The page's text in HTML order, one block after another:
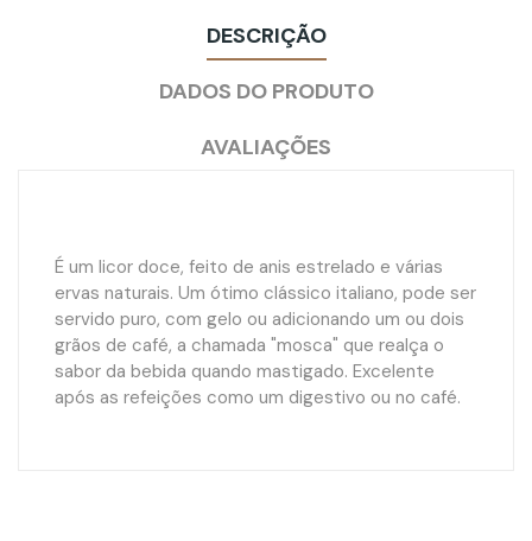
DESCRIÇÃO
DADOS DO PRODUTO
AVALIAÇÕES
É um licor doce, feito de anis estrelado e várias
ervas naturais. Um ótimo clássico italiano, pode ser
servido puro, com gelo ou adicionando um ou dois
grãos de café, a chamada "mosca" que realça o
sabor da bebida quando mastigado. Excelente
após as refeições como um digestivo ou no café.